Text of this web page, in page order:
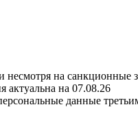
несмотря на
актуальна на 07.08.26
данные